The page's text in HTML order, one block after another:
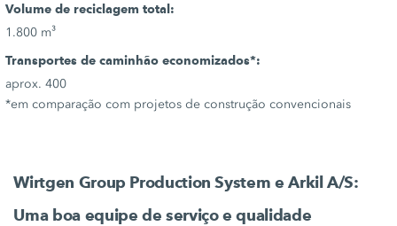
Volume de reciclagem total:
1.800 m³
Transportes de caminhão economizados*:
aprox. 400
*em comparação com projetos de construção convencionais
Wirtgen Group Production System eArkil A/S:
Uma boa equipe de serviço e qualidade